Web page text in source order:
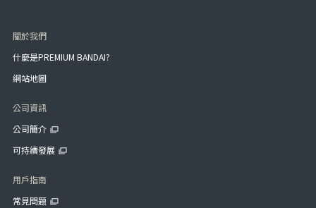
關於我們
什麼是PREMIUM BANDAI?
網站地圖
公司資訊
公司簡介
可持續發展
用戶指南
常見問題